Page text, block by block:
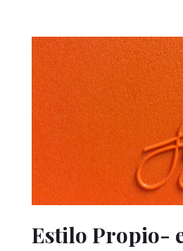
Estilo Propio-